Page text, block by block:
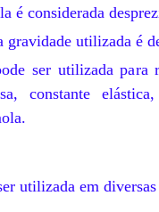
é considerada
gravidade utilizada é
ser utilizada para
constante
utilizada em